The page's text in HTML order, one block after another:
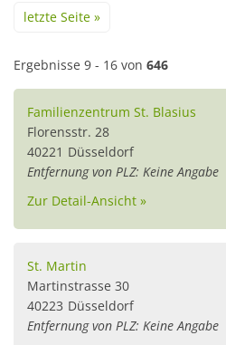
letzte Seite »
Ergebnisse 9 - 16 von 646
Familienzentrum St. Blasius
Florensstr. 28
40221 Düsseldorf
Entfernung von PLZ: Keine Angabe
Zur Detail-Ansicht »
St. Martin
Martinstrasse 30
40223 Düsseldorf
Entfernung von PLZ: Keine Angabe